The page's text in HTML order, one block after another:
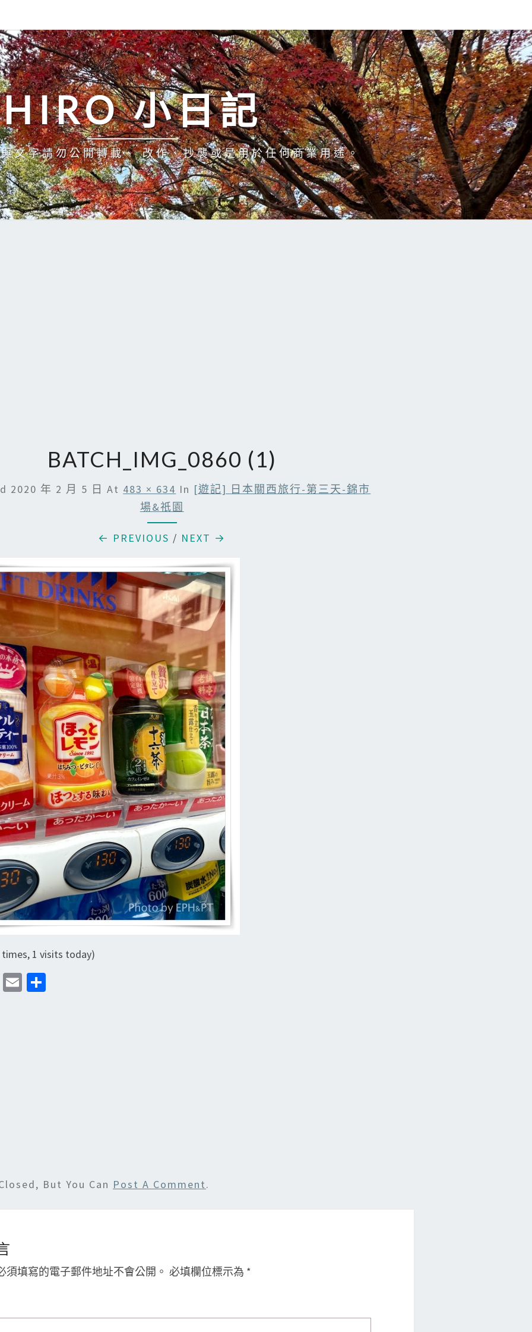
HIRO 小日記
文字請勿公開轉載、 改作、抄襲或是用於任何商業用途。
BATCH_IMG_0860 (1)
2020 年 2 月 5 日 At 483 × 634 In [遊記] 日本關西旅行-第三天-錦市
場&祇園
← PREVIOUS / NEXT →
times, 1 visits today)
M E
But You Can Post A Comment.
須填寫的電子郵件地址不會公開。 必填欄位標示為 *